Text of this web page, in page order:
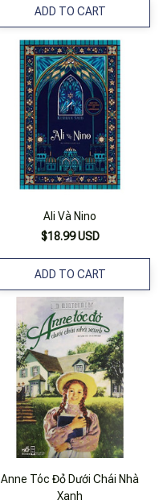
ADD TO CART
Ali Và Nino
$18.99 USD
ADD TO CART
Anne Tóc Đỏ Dưới Chái Nhà
Xanh